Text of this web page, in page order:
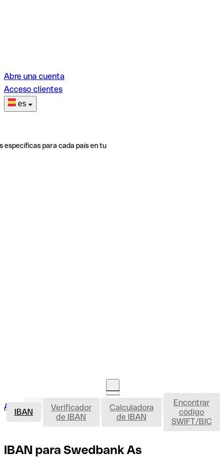
Abre una cuenta
Acceso clientes
es
específicas para cada país en tu
Acceso clientesAbrir cuenta IBAN
IBAN
Verificador
de IBAN
Calculadora
de IBAN
Encontrar
código
SWIFT/BIC
IBAN para Swedbank As